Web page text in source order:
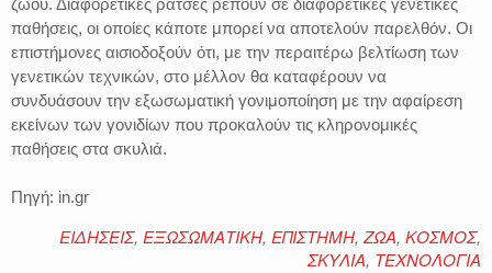
ζώου. Διαφορετικές ράτσες ρέπουν σε διαφορετικές γενετικές
παθήσεις, οι οποίες κάποτε μπορεί να αποτελούν παρελθόν. Οι
επιστήμονες αισιοδοξούν ότι, με την περαιτέρω βελτίωση των
γενετικών τεχνικών, στο μέλλον θα καταφέρουν να
συνδυάσουν την εξωσωματική γονιμοποίηση με την αφαίρεση
εκείνων των γονιδίων που προκαλούν τις κληρονομικές
παθήσεις στα σκυλιά.
Πηγή: in.gr
ΕΙΔΗΣΕΙΣ, ΕΞΩΣΩΜΑΤΙΚΗ, ΕΠΙΣΤΗΜΗ, ΖΩΑ, ΚΟΣΜΟΣ,
ΣΚΥΛΙΑ, ΤΕΧΝΟΛΟΓΙΑ